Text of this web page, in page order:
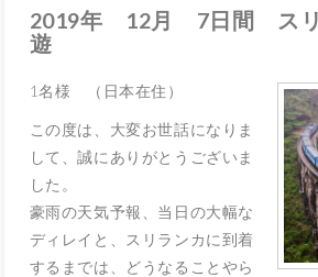
2019年 12月 7日間 スリ
遊
1名様 （日本在住）
この度は、大変お世話になりま
して、誠にありがとうございま
した。
豪雨の天気予報、当日の大幅な
ディレイと、スリランカに到着
するまでは、どうなることやら